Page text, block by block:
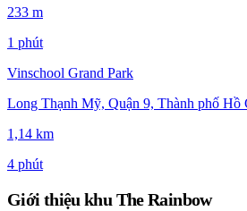
233 m
1 phút
Vinschool Grand Park
Long Thạnh Mỹ, Quận 9, Thành phố
1,14 km
4 phút
Giới thiệu khu The Rainbow